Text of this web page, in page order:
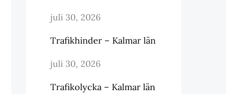
juli 30, 2026
Trafikhinder – Kalmar län
juli 30, 2026
Trafikolycka – Kalmar län